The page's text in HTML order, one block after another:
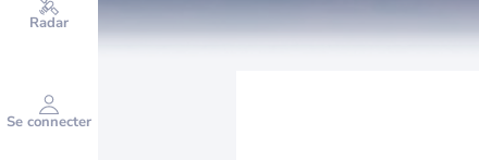
Radar
Se connecter